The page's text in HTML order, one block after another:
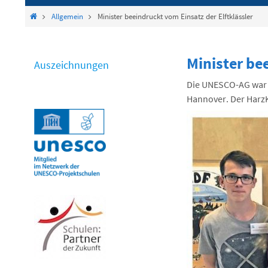
StartAllgemein Minister beeindruckt vom Einsatz der Elftklässler
Minister
Die UNESCO-AG
Hannover. Der
Auszeichnungen